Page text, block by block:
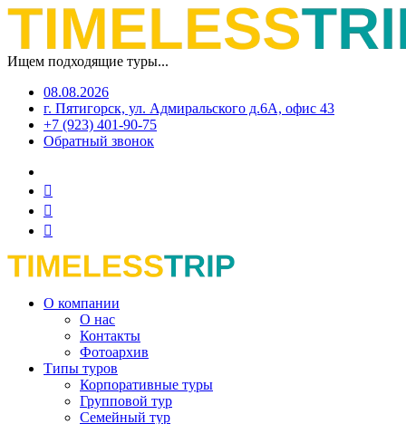
Ищем подходящие туры...
08.08.2026
г. Пятигорск, ул. Адмиральского д.6А, офис 43
+7 (923) 401-90-75
Обратный звонок
О компании
О нас
Контакты
Фотоархив
Типы туров
Корпоративные туры
Групповой тур
Семейный тур